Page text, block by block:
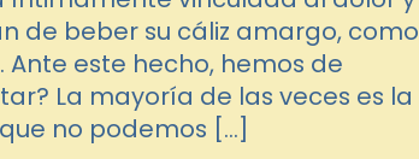
de beber su cáliz amargo, como
este hecho, hemos de
La mayoría de las veces es la
no podemos […]